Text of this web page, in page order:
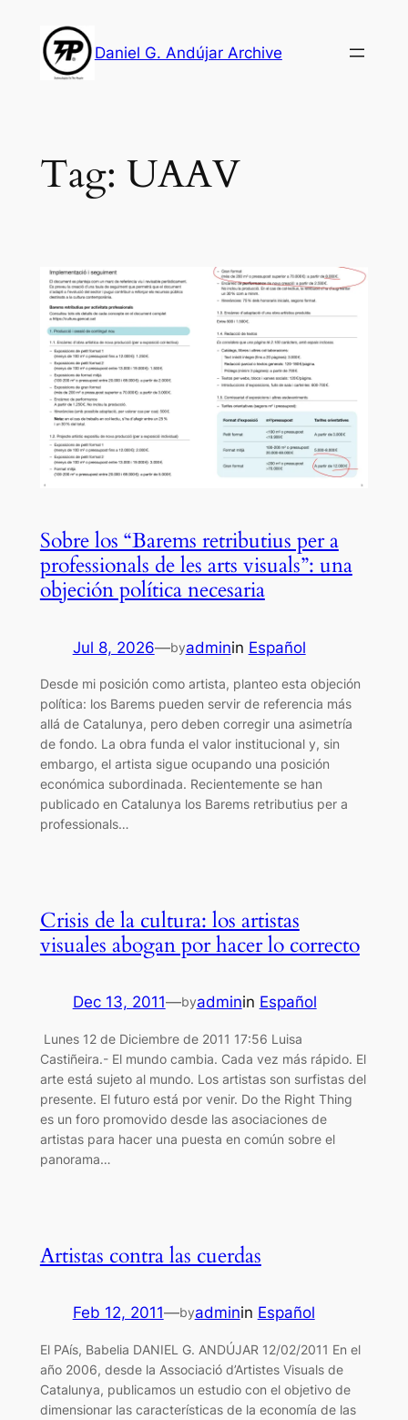
content
Daniel G. Andújar Archive
Tag: UAAV
Sobre los “Barems retributius per a
professionals de les arts visuals”: una
objeción política necesaria
Jul 8, 2026—byadminin Español
Desde mi posición como artista, planteo esta objeción
política: los Barems pueden servir de referencia más
allá de Catalunya, pero deben corregir una asimetría
de fondo. La obra funda el valor institucional y, sin
embargo, el artista sigue ocupando una posición
económica subordinada. Recientemente se han
publicado en Catalunya los Barems retributius per a
professionals…
Crisis de la cultura: los artistas
visuales abogan por hacer lo correcto
Dec 13, 2011—byadminin Español
Lunes 12 de Diciembre de 2011 17:56 Luisa
Castiñeira.- El mundo cambia. Cada vez más rápido. El
arte está sujeto al mundo. Los artistas son surfistas del
presente. El futuro está por venir. Do the Right Thing
es un foro promovido desde las asociaciones de
artistas para hacer una puesta en común sobre el
panorama…
Artistas contra las cuerdas
Feb 12, 2011—byadminin Español
El PAís, Babelia DANIEL G. ANDÚJAR 12/02/2011 En el
año 2006, desde la Associació d’Artistes Visuals de
Catalunya, publicamos un estudio con el objetivo de
dimensionar las características de la economía de las